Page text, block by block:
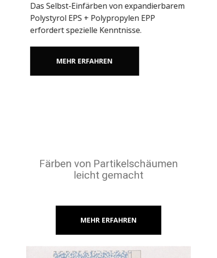
Das Selbst-Einfärben von expandierbarem
Polystyrol EPS + Polypropylen EPP
erfordert spezielle Kenntnisse.
MEHR ERFAHREN
Färben von Partikelschäumen
leicht gemacht
MEHR ERFAHREN